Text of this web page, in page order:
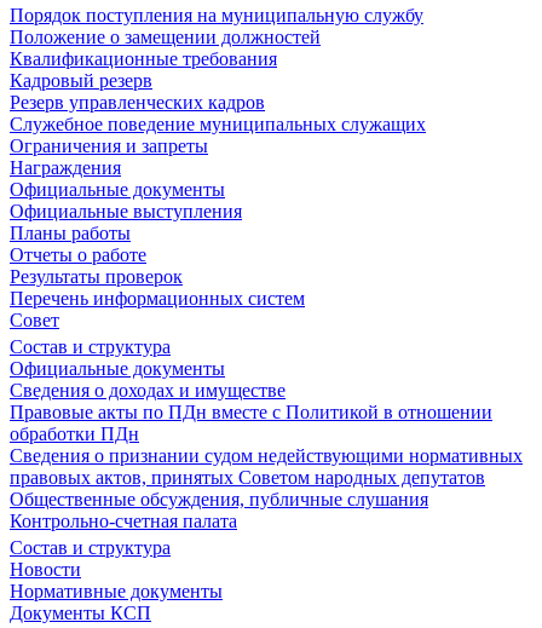
Порядок поступления на муниципальную службу
Положение о замещении должностей
Квалификационные требования
Кадровый резерв
Резерв управленческих кадров
Служебное поведение муниципальных служащих
Ограничения и запреты
Награждения
Официальные документы
Официальные выступления
Планы работы
Отчеты о работе
Результаты проверок
Перечень информационных систем
Совет
Состав и структура
Официальные документы
Сведения о доходах и имуществе
Правовые акты по ПДн вместе с Политикой в отношении
обработки ПДн
Сведения о признании судом недействующими нормативных
правовых актов, принятых Советом народных депутатов
Общественные обсуждения, публичные слушания
Контрольно-счетная палата
Состав и структура
Новости
Нормативные документы
Документы КСП